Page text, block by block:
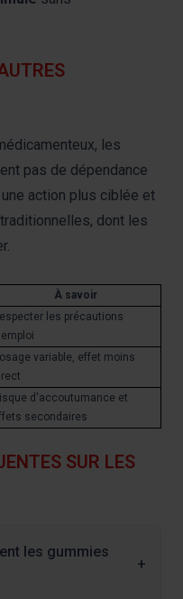
le contenu
des fonctionnalités
également des
de notre site avec nos
de publicité et analyse,
avec des informations
par ailleurs ou
de leurs services.
les
pas de dépendance
action plus ciblée et
dont les
À savoir
les précautions
variable, effet moins
d'accoutumance et
secondaires
SUR LES
les gummies
+